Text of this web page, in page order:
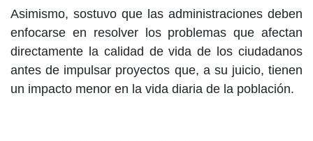
Asimismo, sostuvo que las administraciones deben
enfocarse en resolver los problemas que afectan
directamente la calidad de vida de los ciudadanos
antes de impulsar proyectos que, a su juicio, tienen
un impacto menor en la vida diaria de la población.